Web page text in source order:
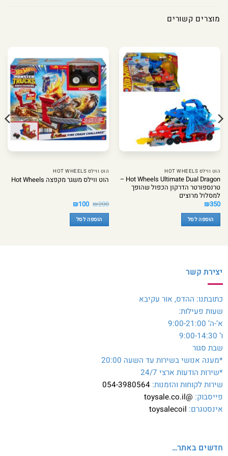
מוצרים קשורים
הוט ווילס HOT WHEELS
Hot Wheels Ultimate Dual Dragon –
טרנספורטר הדרקון הכפול שהופך
למסלול מרוצים
₪350
הוספה לסל
הוט ווילס HOT WHEELS
הוט ווילס משגר מקפצה Hot Wheels
₪200 המחיר
היה:
₪200.
₪100 המחיר
הוא: הוספה לסל
יצירת קשר
כתובתנו: ההדס, אור עקיבא
שעות פעילות:
א’-ה’ 9:00-21:00
ו’ 9:00-14:30
שבת סגור
*מענה אנושי בשירות עד השעה 20:00
*שירות הודעות ארצי 24/7
שירות לקוחות והזמנות: 054-3980564
פייסבוק: @toysale.co.il
אינסטגרם: toysalecoil
חדשים באתר…